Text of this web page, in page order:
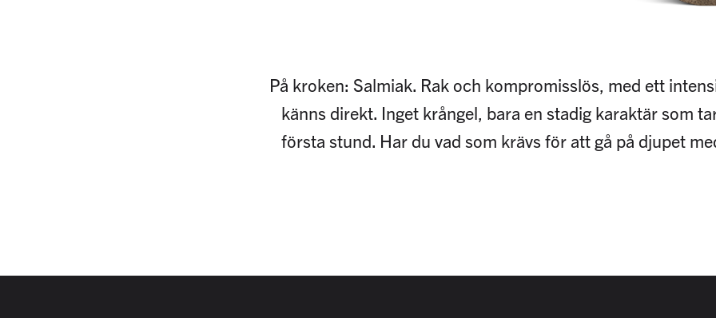
På kroken: Salmiak. Rak och kompromisslös, med ett
känns direkt. Inget krångel, bara en stadig karaktär som
första stund. Har du vad som krävs för att gå på djupet